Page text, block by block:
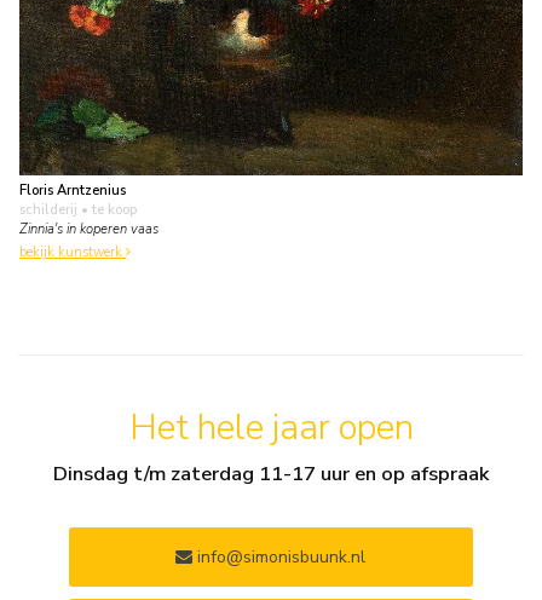
Floris Arntzenius
schilderij • te koop
Zinnia's in koperen vaas
bekijk kunstwerk
Het hele jaar open
Dinsdag t/m zaterdag 11-17 uur en op afspraak
info@simonisbuunk.nl